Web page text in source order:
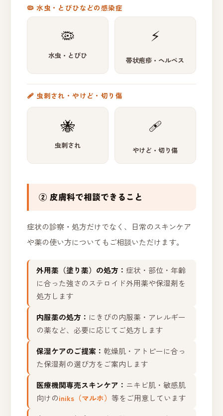
🦠 水虫・とびひなどの感染症
🦠
水虫・とびひ
⚡
帯状疱疹・ヘルペス
🩹 虫刺され・やけど・切り傷
🐝
虫刺され
🩹
やけど・切り傷
② 皮膚科で相談できること
症状の診察・処方だけでなく、日常のスキンケア
や薬の使い方についてもご相談いただけます。
外用薬（塗り薬）の処方：症状・部位・年齢
に合った強さのステロイド外用薬や保湿剤を
処方します
内服薬の処方： にきびの内服薬・アレルギー
の薬など、必要に応じてご処方します
保湿ケアのご提案： 乾燥肌・アトピーに合っ
た保湿剤の選び方をご案内します
医療機関専売スキンケア： ニキビ肌・敏感肌
向けのiniks（マルホ）等をご用意しています